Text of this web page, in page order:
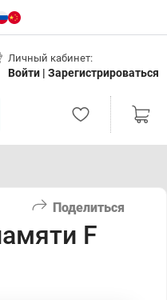
Личный кабинет:
Войти | Зарегистрироваться
Поделиться
F